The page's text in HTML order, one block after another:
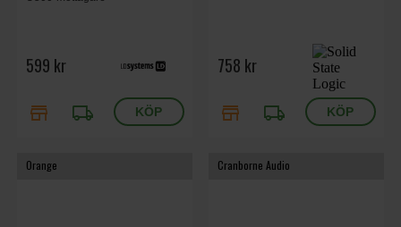
599 kr
store local_shipping
758 kr
store local_shipping
Orange Cranborne Audio